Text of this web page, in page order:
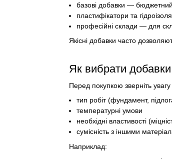
базові добавки —
пластифікатори та
професійні склади — для
Якісні добавки часто
Як вибрати
Перед покупкою зверніть
тип робіт (фундамент,
температурні умови
необхідні властивості
сумісність з іншими
Наприклад: